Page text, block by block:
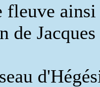
fleuve
de